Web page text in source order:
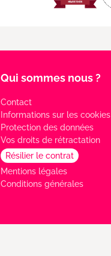
Qui sommes nous ?
Contact
Informations sur les cookies
Protection des données
Vos droits de rétractation
Résilier le contrat
Mentions légales
Conditions générales